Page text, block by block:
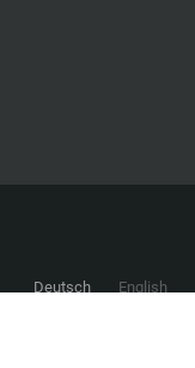
Deutsch English